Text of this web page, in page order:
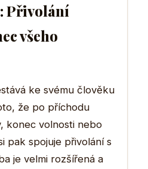
Přivolání
všeho
ke svému člověku
že po příchodu
konec volnosti nebo
pak spojuje přivolání s
je velmi rozšířená a